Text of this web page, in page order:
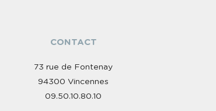
CONTACT
73 rue de Fontenay
94300 Vincennes
09.50.10.80.10